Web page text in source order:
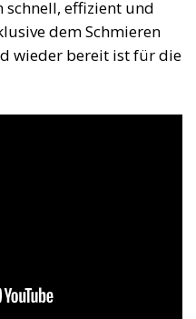
schnell, effizient und
dem Schmieren
wieder bereit ist für die